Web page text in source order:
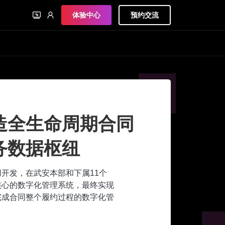
体验中心 预约交流
生命周期合同
数据枢纽
发，在武安本部和下属11个
的数字化管理系统，最终实现
合同整个履约过程的数字化管